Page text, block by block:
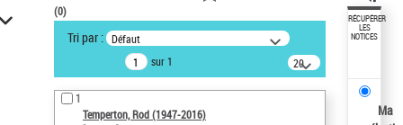
VOTRE RECHERCHE
Recherche avancée dans les
notices d’autorité
Œuvres liées à l'auteur :
Temperton, Rod (1947-2016)
(0)
Tri par : Défaut
sur 1
20
résultats/page
1
Temperton, Rod (1947-2016)
RÉCUPÉRER
LES
NOTICES
Ma